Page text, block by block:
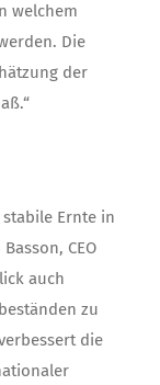
welchem
Die
der
Ernte in
CEO
auch
zu
die